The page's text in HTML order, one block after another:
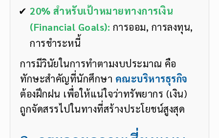
20% สำหรับเป้าหมายทางการเงิน
(Financial Goals): การออม, การลงทุน,
การชำระหนี้
การมีวินัยในการทำตามงบประมาณ คือ
ทักษะสำคัญที่นักศึกษา คณะบริหารธุรกิจ
ต้องฝึกฝน เพื่อให้แน่ใจว่าทรัพยากร (เงิน)
ถูกจัดสรรไปในทางที่สร้างประโยชน์สูงสุด